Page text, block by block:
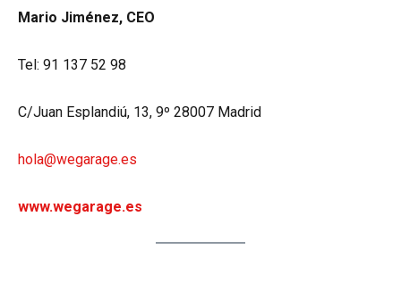
Mario Jiménez, CEO
Tel: 91 137 52 98
C/Juan Esplandiú, 13, 9º 28007 Madrid
hola@wegarage.es
www.wegarage.es